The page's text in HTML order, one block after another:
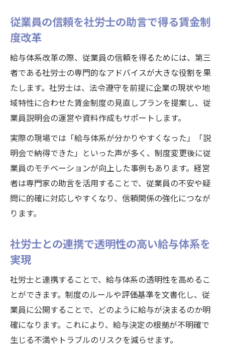
従業員の信頼を社労士の助言で得る賃金制
度改革
給与体系改革の際、従業員の信頼を得るためには、第三
者である社労士の専門的なアドバイスが大きな役割を果
たします。社労士は、法令遵守を前提に企業の現状や地
域特性に合わせた賃金制度の見直しプランを提案し、従
業員説明会の運営や資料作成もサポートします。
実際の現場では「給与体系が分かりやすくなった」「説
明会で納得できた」といった声が多く、制度変更後に従
業員のモチベーションが向上した事例もあります。経営
者は専門家の助言を活用することで、従業員の不安や疑
問に的確に対応しやすくなり、信頼関係の強化につなが
ります。
社労士との連携で透明性の高い給与体系を
実現
社労士と連携することで、給与体系の透明性を高めるこ
とができます。制度のルールや評価基準を文書化し、従
業員に公開することで、どのように給与が決まるのか明
確になります。これにより、給与決定の根拠が不明確で
生じる不満やトラブルのリスクを減らせます。